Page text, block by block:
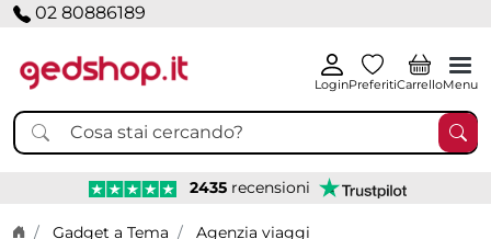
02 80886189
LoginPreferitiCarrelloMenu
2435 recensioni
Home page
Gadget a Tema
Agenzia viaggi